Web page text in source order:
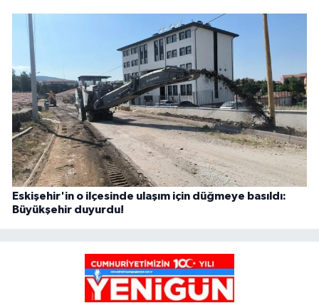
Eskişehir'in o ilçesinde ulaşım için düğmeye basıldı:
Büyükşehir duyurdu!